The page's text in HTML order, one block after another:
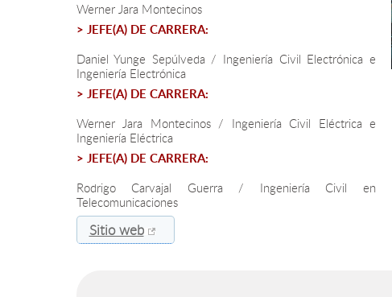
Werner Jara Montecinos
> JEFE(A) DE CARRERA:
Daniel Yunge Sepúlveda / Ingeniería Civil Electrónica e
Ingeniería Electrónica
> JEFE(A) DE CARRERA:
Werner Jara Montecinos / Ingeniería Civil Eléctrica e
Ingeniería Eléctrica
> JEFE(A) DE CARRERA:
Rodrigo Carvajal Guerra / Ingeniería Civil en
Telecomunicaciones
Sitio web